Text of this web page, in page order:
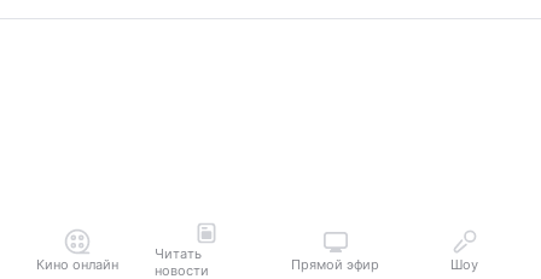
Кино онлайн
Читать
новости
Прямой эфир Шоу